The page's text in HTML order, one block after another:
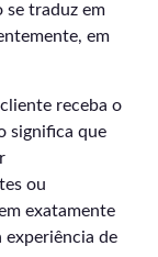
se traduz em
em
receba o
significa que
ou
exatamente
experiência de